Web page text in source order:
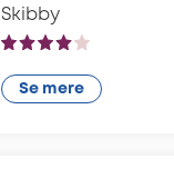
Skibby
Se mere